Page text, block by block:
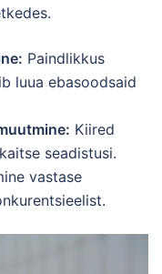
Paindlikkus
luua ebasoodsaid
Kiired
seadistusi.
vastase